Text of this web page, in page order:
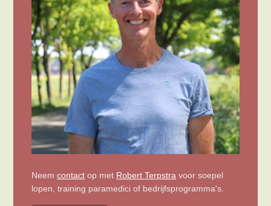
Neemcontact op met Robert Terpstra voor soepel
lopen, training paramedici of bedrijfsprogramma's.